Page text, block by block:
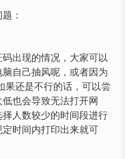
：
出现的情况，大家可以
自己抽风呢，或者因为
果还是不行的话，可以尝
也会导致无法打开网
人数较少的时间段进行
时间内打印出来就可